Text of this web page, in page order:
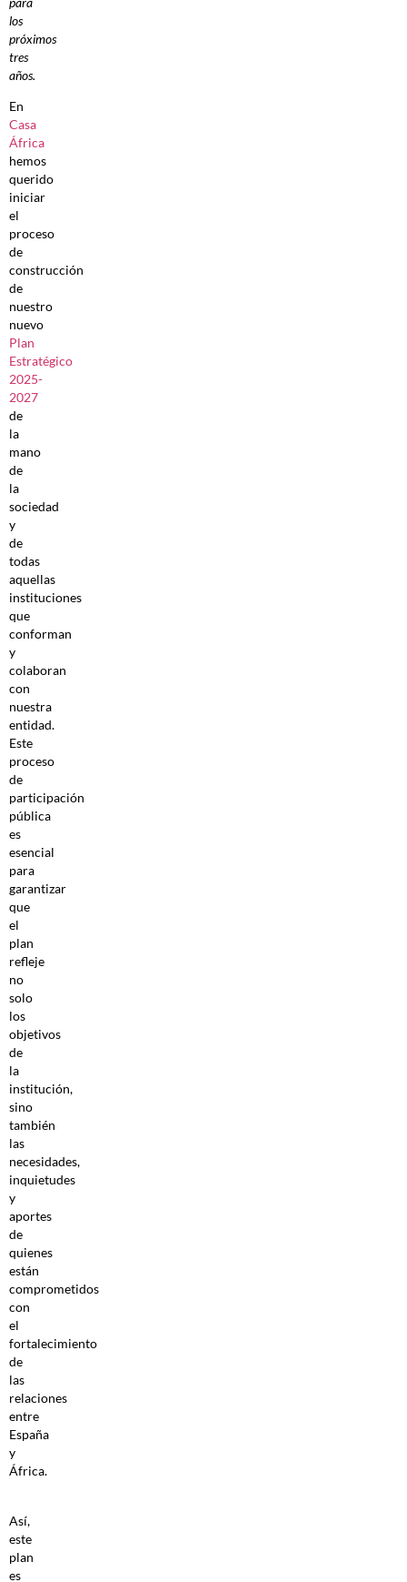
los
próximos
tres
años.
En
Casa
África
hemos
querido
iniciar
el
proceso
de
construcción
de
nuestro
nuevo
Plan
Estratégico
2025-
2027
de
la
mano
de
la
sociedad
y
de
todas
aquellas
instituciones
que
conforman
y
colaboran
con
nuestra
entidad.
Este
proceso
de
participación
pública
es
esencial
para
garantizar
que
el
plan
refleje
no
solo
los
objetivos
de
la
institución,
sino
también
las
necesidades,
inquietudes
y
aportes
de
quienes
están
comprometidos
con
el
fortalecimiento
de
las
relaciones
entre
España
y
África.
Así,
este
plan
es